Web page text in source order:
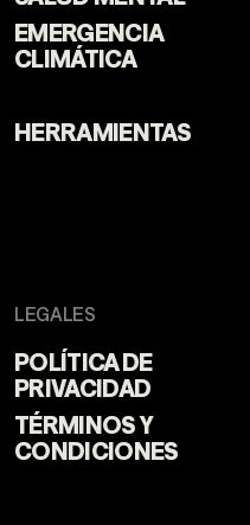
EMERGENCIA
CLIMÁTICA
HERRAMIENTAS
LEGALES
POLÍTICA DE
PRIVACIDAD
TÉRMINOS Y
CONDICIONES